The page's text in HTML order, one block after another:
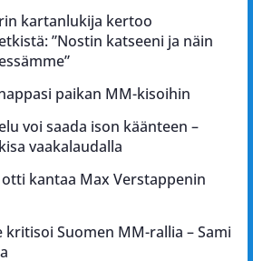
kartanlukija kertoo
”Nostin katseeni ja näin
paikan MM-kisoihin
voi saada ison käänteen –
vaakalaudalla
kantaa Max Verstappenin
kritisoi Suomen MM-rallia – Sami